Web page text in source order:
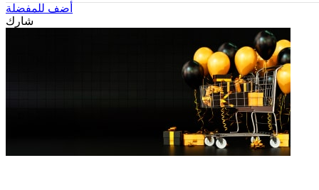
أضف للمفضلة
شارك